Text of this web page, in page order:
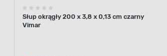
Słup okrągły 200 x 3,8 x 0,13 cm czarny
Vimar